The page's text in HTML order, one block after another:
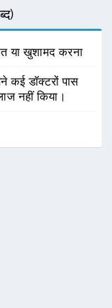
या खुशामद करना
कई डॉक्टरों पास
नहीं किया।